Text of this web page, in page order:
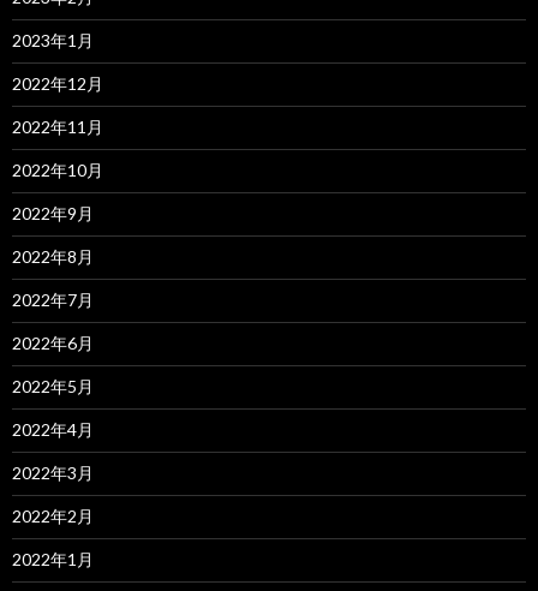
2023年1月
2022年12月
2022年11月
2022年10月
2022年9月
2022年8月
2022年7月
2022年6月
2022年5月
2022年4月
2022年3月
2022年2月
2022年1月